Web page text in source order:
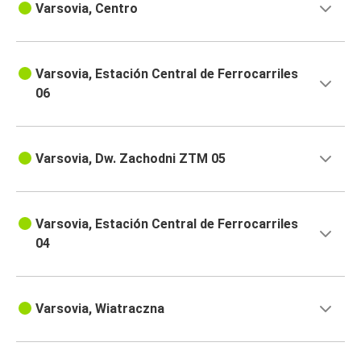
Varsovia, Centro
Varsovia, Estación Central de Ferrocarriles
06
Varsovia, Dw. Zachodni ZTM 05
Varsovia, Estación Central de Ferrocarriles
04
Varsovia, Wiatraczna